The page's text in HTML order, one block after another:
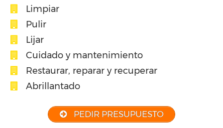
Limpiar
Pulir
Lijar
Cuidado y mantenimiento
Restaurar, reparar y recuperar
Abrillantado
PEDIR PRESUPUESTO